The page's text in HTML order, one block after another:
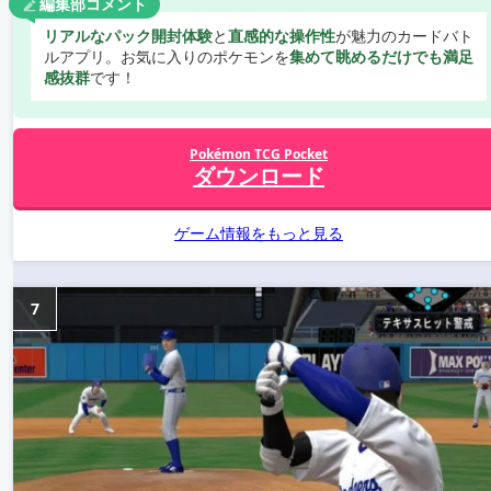
リアルなパック開封体験と直感的な操作性が魅力のカードバト
ルアプリ。お気に入りのポケモンを集めて眺めるだけでも満足
感抜群です！
Pokémon TCG Pocket
ダウンロード
ゲーム情報をもっと見る
7